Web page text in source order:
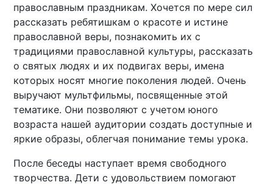
православным праздникам. Хочется по мере сил
рассказать ребятишкам о красоте и истине
православной веры, познакомить их с
традициями православной культуры, рассказать
о святых людях и их подвигах веры, имена
которых носят многие поколения людей. Очень
выручают мультфильмы, посвященные этой
тематике. Они позволяют с учетом юного
возраста нашей аудитории создать доступные и
яркие образы, облегчая понимание темы урока.
После беседы наступает время свободного
творчества. Дети с удовольствием помогают